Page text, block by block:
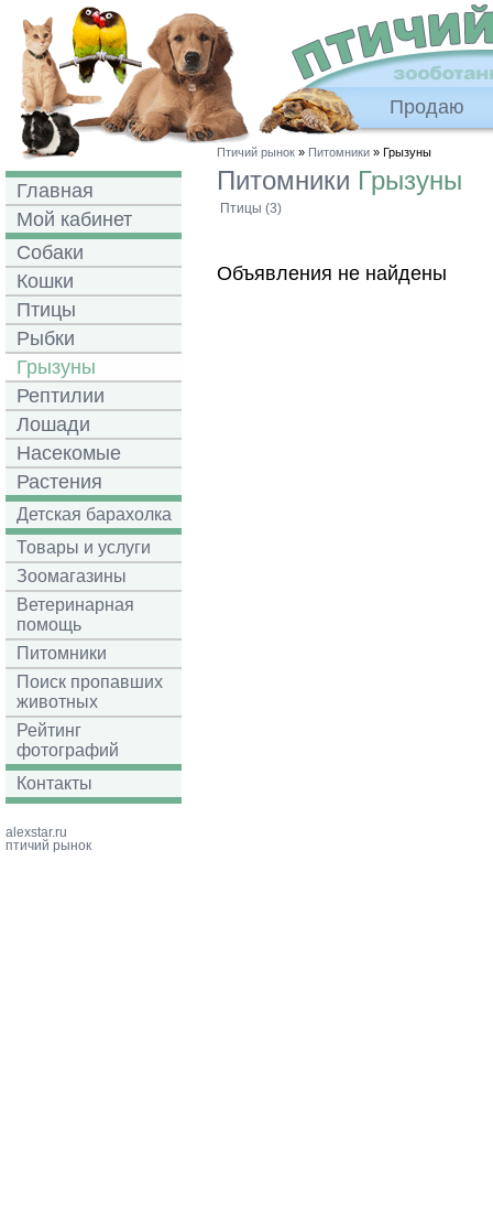
Продаю
Главная
Мой кабинет
Собаки
Кошки
Птицы
Рыбки
Грызуны
Рептилии
Лошади
Насекомые
Растения
Детская барахолка
Товары и услуги
Зоомагазины
Ветеринарная
помощь
Питомники
Поиск пропавших
животных
Рейтинг
фотографий
Контакты
Птичий рынок » Питомники » Грызуны
Питомники Грызуны
Птицы (3)
Объявления не найдены
alexstar.ru
птичий рынок